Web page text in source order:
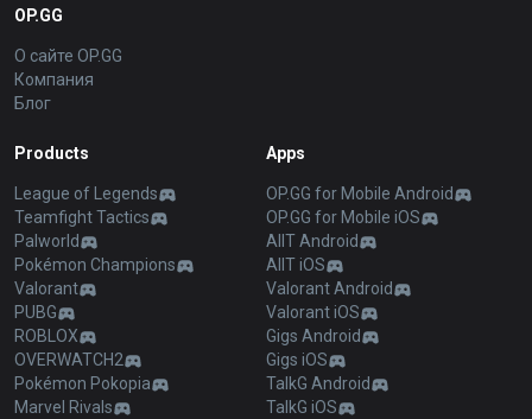
OP.GG
О сайте OP.GG
Компания
Блог
Products
League of Legends
Teamfight Tactics
Palworld
Pokémon Champions
Valorant
PUBG
ROBLOX
OVERWATCH2
Pokémon Pokopia
Marvel Rivals
Apps
OP.GG for Mobile Android
OP.GG for Mobile iOS
AllT Android
AllT iOS
Valorant Android
Valorant iOS
Gigs Android
Gigs iOS
TalkG Android
TalkG iOS